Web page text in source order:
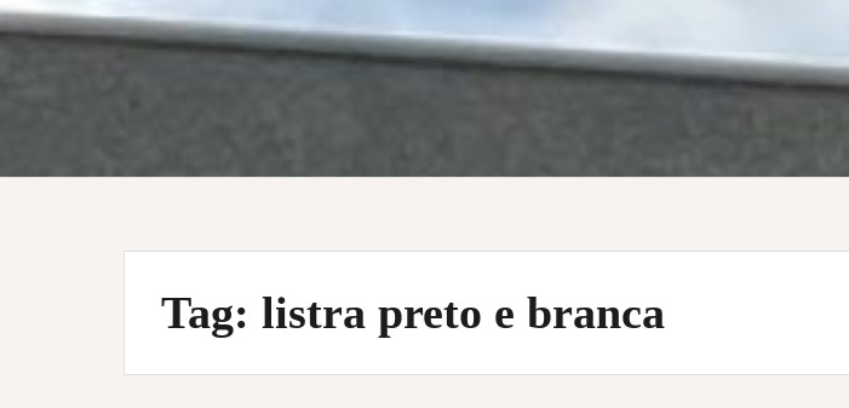
Tag: listra preto e branca